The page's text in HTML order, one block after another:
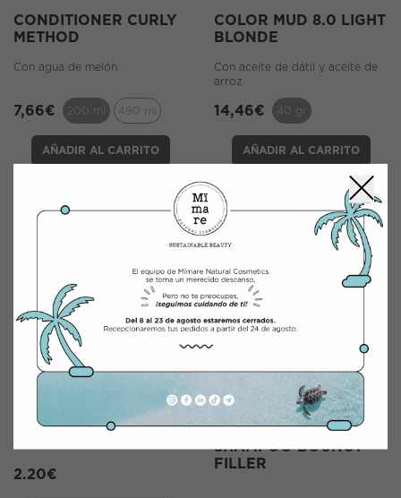
CONDITIONER CURLY
METHOD
Con agua de melón
7,66€ 200 ml 480 ml
AÑADIR AL CARRITO
COLOR MUD 8.0 LIGHT
BLONDE
Con aceite de dátil y aceite de
arroz
14,46€ 40 gr
AÑADIR AL CARRITO
CAJA ESPECIAL
2.20€
SHAMPOO BOUNCY
FILLER